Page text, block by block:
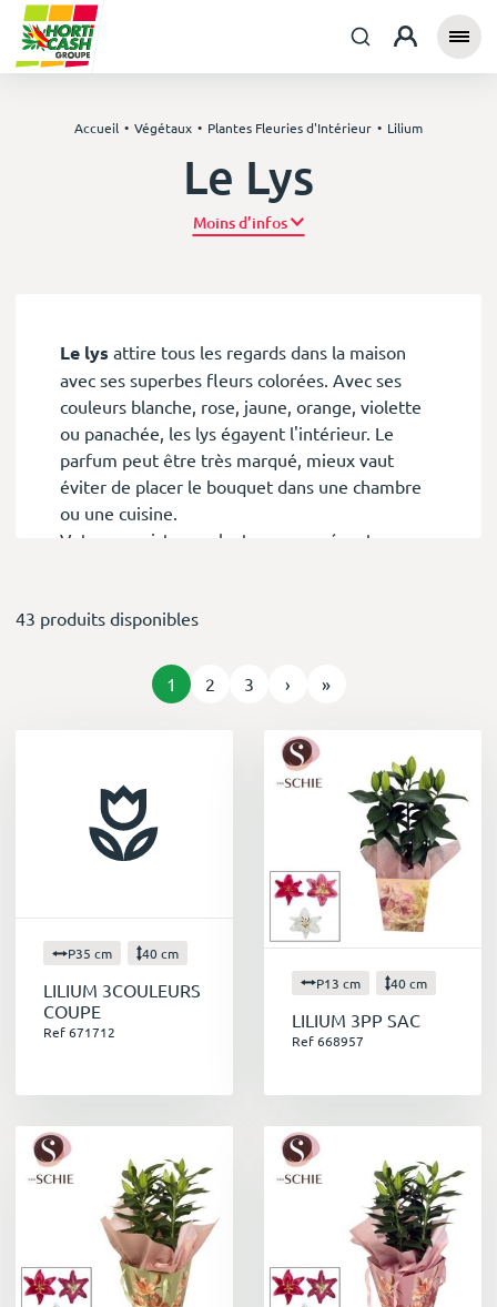
Accueil Végétaux Plantes Fleuries d'Intérieur Lilium
Le Lys
Plus d’infos
Le lys attire tous les regards dans la maison
avec ses superbes fleurs colorées. Avec ses
couleurs blanche, rose, jaune, orange, violette
ou panachée, les lys égayent l'intérieur. Le
parfum peut être très marqué, mieux vaut
éviter de placer le bouquet dans une chambre
ou une cuisine.
Votre grossiste en plantes vous présente sa
43 produits disponibles
1 2 3 › »
P35 cm 40 cm
LILIUM 3COULEURS
COUPE
Ref 671712
P13 cm 40 cm
LILIUM 3PP SAC
Ref 668957